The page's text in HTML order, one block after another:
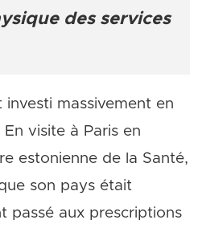
des services
investi massivement en
visite à Paris en
estonienne de la Santé,
son pays était
passé aux prescriptions